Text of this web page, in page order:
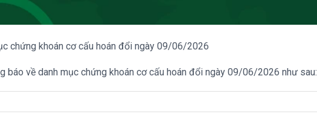
chứng khoán cơ cấu hoán đổi ngày 09/06/2026
báo về danh mục chứng khoán cơ cấu hoán đổi ngày 09/06/2026 như sau: